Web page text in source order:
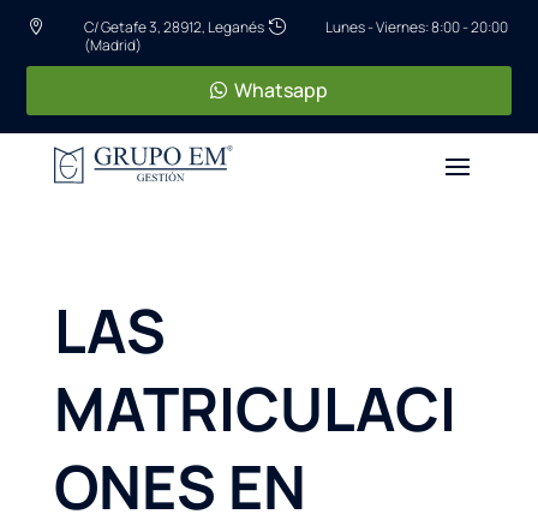

C/ Getafe 3, 28912, Leganés
(Madrid)
 Lunes - Viernes: 8:00 - 20:00
Whatsapp
LAS
MATRICULACI
ONES EN